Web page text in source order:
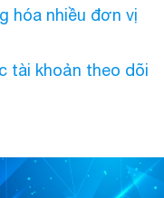
hóa nhiều đơn vị
tài khoản theo dõi